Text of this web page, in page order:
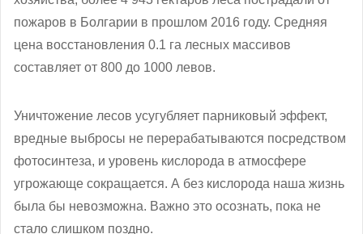
пожаров в Болгарии в прошлом 2016 году. Средняя
цена восстановления 0.1 га лесных массивов
составляет от 800 до 1000 левов.
Уничтожение лесов усугубляет парниковый эффект,
вредные выбросы не перерабатываются посредством
фотосинтеза, и уровень кислорода в атмосфере
угрожающе сокращается. А без кислорода наша жизнь
была бы невозможна. Важно это осознать, пока не
стало слишком поздно.